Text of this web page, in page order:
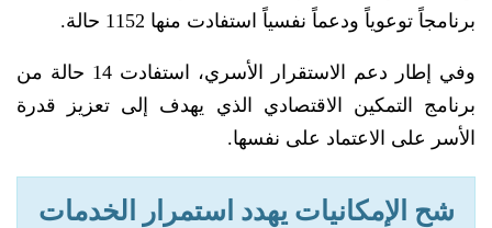
برنامجاً توعوياً ودعماً نفسياً استفادت منها 1152 حالة.
وفي إطار دعم الاستقرار الأسري، استفادت 14 حالة من
برنامج التمكين الاقتصادي الذي يهدف إلى تعزيز قدرة
الأسر على الاعتماد على نفسها.
شح الإمكانيات يهدد استمرار الخدمات